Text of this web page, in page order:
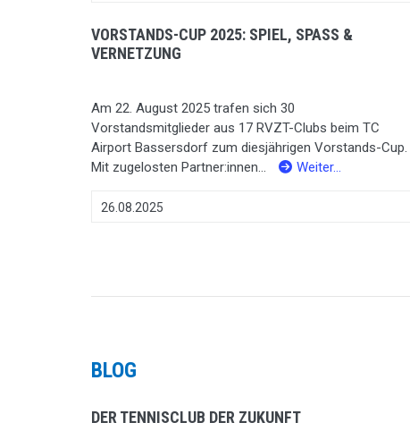
VORSTANDS-CUP 2025: SPIEL, SPASS &
VERNETZUNG
Am 22. August 2025 trafen sich 30
Vorstandsmitglieder aus 17 RVZT-Clubs beim TC
Airport Bassersdorf zum diesjährigen Vorstands-Cup.
Mit zugelosten Partner:innen...
Weiter…
26.08.2025
BLOG
DER TENNISCLUB DER ZUKUNFT